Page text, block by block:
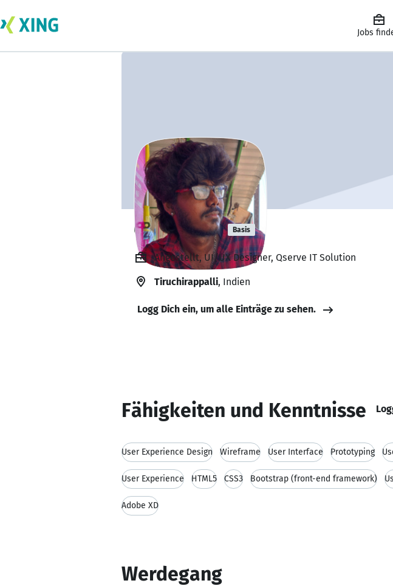
Jobs
Gowtham N Basis
Angestellt, UI/UX Designer, Qserve IT Solution
Tiruchirappalli, Indien
Logg Dich ein, um alle Einträge zu sehen.
Fähigkeiten und Kenntnisse
User Experience Design Wireframe User Interface Prototyping
User Experience HTML5 CSS3 Bootstrap (front-end framework)
Adobe XD
Werdegang